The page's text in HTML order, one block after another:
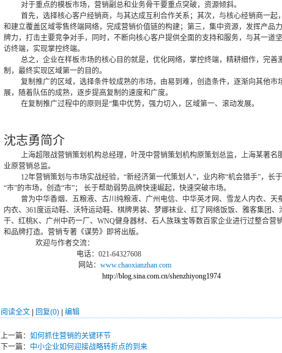
对于重点的模板市场，营销副总和业务骨干要重点突破，资源倾斜。
首先，选择核心客户经销商，与其达成互利合作关系；其次，与核心经销商一起
和建立覆盖区域零售终端网络，完成营销价值链的构建；第三，集中资源，发挥产品
牌力，打击主要竞争对手，同时，不断向核心客户提供全面的支持和服务，与其一道
访终端，实现掌控终端。
总之，企业在样板市场的核心目的就是，优化网络，掌控终端，精耕细作，完善
制，最终实现区域第一的目的。
复制推广的区域，选择条件较成熟的市场，由易到难，创造条件，逐渐向其他市
展，随着队伍的成熟，逐步提高复制的速度和广度。
在复制推广过程中的原则是“集中优势，强力切入，区域第一、滚动发展。
沈志勇简介
上海超限战营销策划机构总经理，叶茂中营销策划机构原策划总监，上海某著名
业原营销总监。
12年营销策划与市场实战经验，“新经济第一代策划人”，业内称“机会猎手”，长
“市”的市场，创造“市”；
长于帮助弱势品牌快速崛起，快速突破市场。
曾为中华香烟、五粮液、古川纯粮液、广州电信、中华英才网、雪龙人内衣、天
内衣、 361度运动鞋、沃特运动鞋、棋牌男装、梦娜袜业、红了网络饭饭、雅客集团、
干、红桃K、广州中药一厂、 WNQ健身器材、石人族珠宝等数百家企业进行过整合营
和品牌打造。营销专著《谋势》即将出版。
欢迎与作者交流：
电话： 021-64327608
网站： www.chaoxianzhan.com
http://blog.sina.com.cn/shenzhiyong1974
阅读全文 回复(0) 编辑
上一篇： 如何抓住营销的关键环节
下一篇： 中小企业如何迎接战略转折点的到来